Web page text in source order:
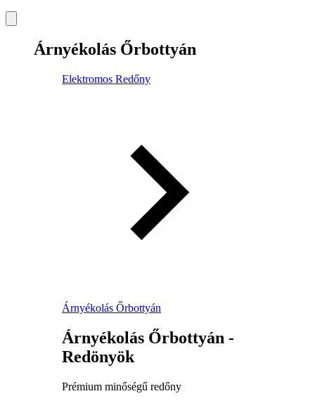
Árnyékolás Őrbottyán
Elektromos Redőny
Árnyékolás Őrbottyán
Árnyékolás Őrbottyán -
Redönyök
Prémium minőségű redőny